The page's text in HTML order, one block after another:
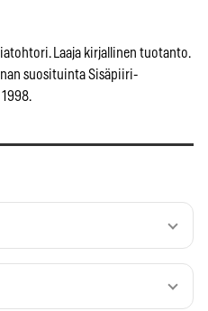
Laaja kirjallinen tuotanto.
suosituinta Sisäpiiri-